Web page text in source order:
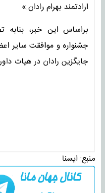
ارادتمند بهرام رادان.»
براساس این خبر، بنابه
جشنواره و موافقت سایر
جایگزین رادان در هیات
منبع: ايسنا